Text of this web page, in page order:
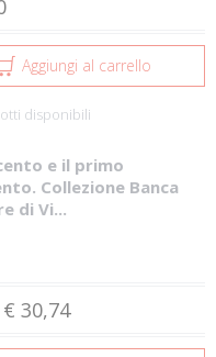
Aggiungi al carrello
disponibili
e il primo
Collezione Banca
di Vi...
€ 30,74